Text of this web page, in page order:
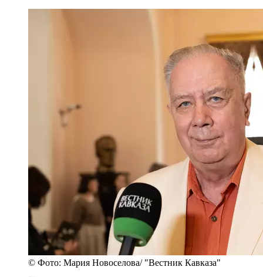
© Фото: Мария Новоселова/ "Вестник Кавказа"